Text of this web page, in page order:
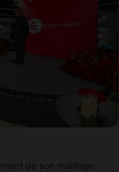
de son maillage